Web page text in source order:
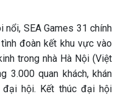
SEA Games 31 chính
đoàn kết khu vực vào
trong nhà Hà Nội (Việt
3.000 quan khách, khán
hội. Kết thúc đại hội